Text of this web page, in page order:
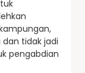
tidak jadi
pengabdian